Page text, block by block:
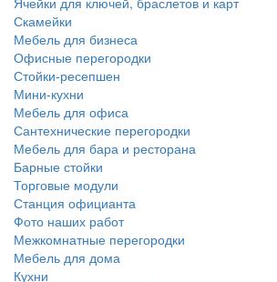
Скамейки
Мебель для бизнеса
Офисные перегородки
Стойки-ресепшен
Мини-кухни
Мебель для офиса
Сантехнические перегородки
Мебель для бара и ресторана
Барные стойки
Торговые модули
Станция официанта
Фото наших работ
Межкомнатные перегородки
Мебель для дома
Кухни